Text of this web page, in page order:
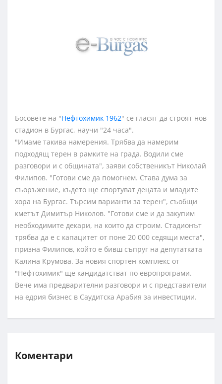
Босовете на "Нефтохимик 1962" се гласят да строят нов
стадион в Бургас, научи "24 часа".
"Имаме такива намерения. Трябва да намерим
подходящ терен в рамките на града. Водили сме
разговори и с общината", заяви собственикът Николай
Филипов. "Готови сме да помогнем. Става дума за
съоръжение, където ще спортуват децата и младите
хора на Бургас. Търсим варианти за терен", съобщи
кметът Димитър Николов. "Готови сме и да закупим
необходимите декари, на които да строим. Стадионът
трябва да е с капацитет от поне 20 000 седящи места",
призна Филипов, който е бивш съпруг на депутатката
Калина Крумова. За новия спортен комплекс от
"Нефтохимик" ще кандидатстват по европрограми.
Вече има предварителни разговори и с представители
на едрия бизнес в Саудитска Арабия за инвестиции.
Коментари